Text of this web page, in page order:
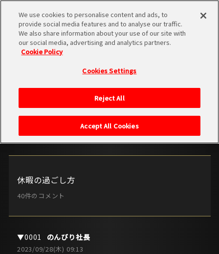
HOMEに戻る
FORUM
〜フォーラム〜
休暇の過ごし方
40件のコメント
のんびり社長
2023/09/28(木) 09:13
We use cookies to personalise content and ads, to
provide social media features and to analyse our traffic.
We also share information about your use of our site with
our social media, advertising and analytics partners.
Cookie Policy
Cookies Settings
Reject All
Accept All Cookies